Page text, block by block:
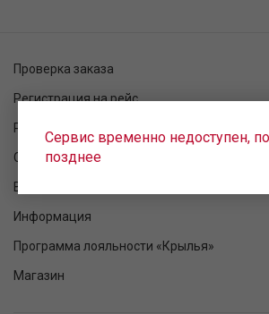
Сервис временно недоступен,
позднее
Проверка заказа
Регистрация на рейс
Расписание рейсов
Статус рейса
Ваш полет
Информация
Программа лояльности «Крылья»
Магазин